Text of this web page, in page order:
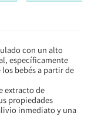
con un alto
específicamente
bebés a partir de
extracto de
propiedades
inmediato y una